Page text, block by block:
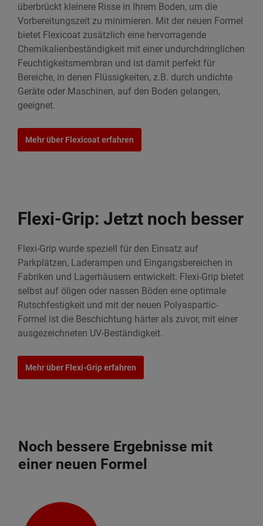
überbrückt kleinere Risse in Ihrem Boden, um die
Vorbereitungszeit zu minimieren. Mit der neuen Formel
bietet Flexicoat zusätzlich eine hervorragende
Chemikalienbeständigkeit mit einer undurchdringlichen
Feuchtigkeitsmembran und ist damit perfekt für
Bereiche, in denen Flüssigkeiten, z.B. durch undichte
Geräte oder Maschinen, auf den Boden gelangen,
geeignet.
Mehr über Flexicoat erfahren
Flexi-Grip: Jetzt noch besser
Flexi-Grip wurde speziell für den Einsatz auf
Parkplätzen, Laderampen und Eingangsbereichen in
Fabriken und Lagerhäusern entwickelt. Flexi-Grip bietet
selbst auf öligen oder nassen Böden eine optimale
Rutschfestigkeit und mit der neuen Polyaspartic-
Formel ist die Beschichtung härter als zuvor, mit einer
ausgezeichneten UV-Beständigkeit.
Mehr über Flexi-Grip erfahren
Noch bessere Ergebnisse mit
einer neuen Formel